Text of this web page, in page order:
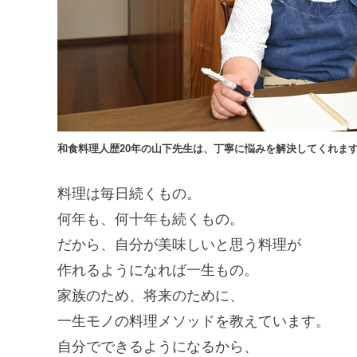
和食料理人歴20年の山下先生は、丁寧に悩みを解決してくれま
料理は毎日続くもの。
何年も、何十年も続くもの。
だから、自分が美味しいと思う料理が
作れるようになれば一生もの。
家族のため、将来のために、
一生モノの料理メソッドを教えています。
自分でできるようになるから、